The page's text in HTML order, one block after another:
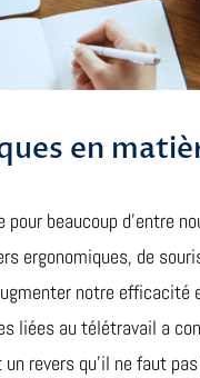
en
pour beaucoup d’entre
ergonomiques, de
notre efficacité
liées au télétravail a
revers qu’il ne faut pas